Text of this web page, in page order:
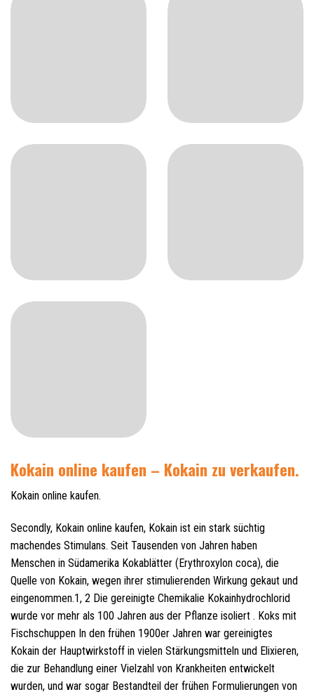
Kokain online kaufen – Kokain zu verkaufen.
Kokain online kaufen.
Secondly, Kokain online kaufen, Kokain ist ein stark süchtig
machendes Stimulans. Seit Tausenden von Jahren haben
Menschen in Südamerika Kokablätter (Erythroxylon coca), die
Quelle von Kokain, wegen ihrer stimulierenden Wirkung gekaut und
eingenommen.1, 2 Die gereinigte Chemikalie Kokainhydrochlorid
wurde vor mehr als 100 Jahren aus der Pflanze isoliert . Koks mit
Fischschuppen In den frühen 1900er Jahren war gereinigtes
Kokain der Hauptwirkstoff in vielen Stärkungsmitteln und Elixieren,
die zur Behandlung einer Vielzahl von Krankheiten entwickelt
wurden, und war sogar Bestandteil der frühen Formulierungen von